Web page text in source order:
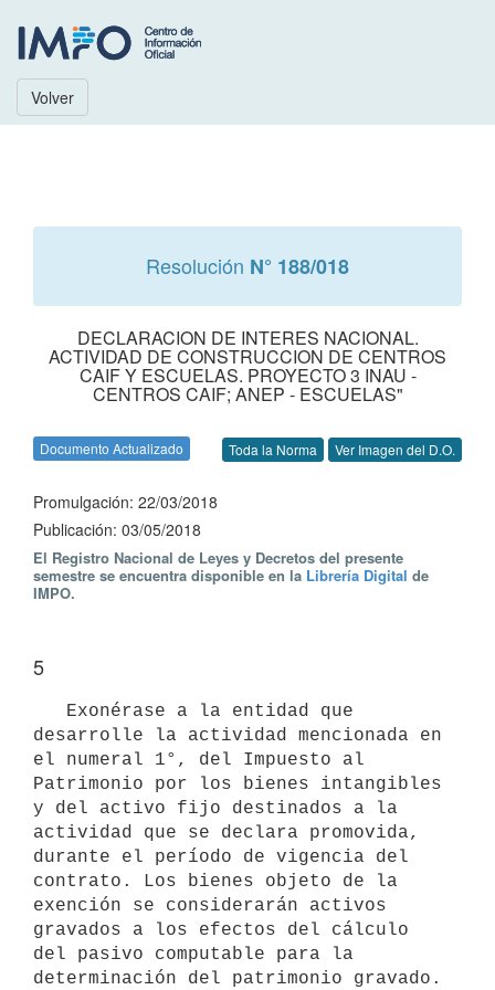
Volver
Resolución N° 188/018
DECLARACION DE INTERES NACIONAL.
ACTIVIDAD DE CONSTRUCCION DE CENTROS
CAIF Y ESCUELAS. PROYECTO 3 INAU -
CENTROS CAIF; ANEP - ESCUELAS"
Documento Actualizado Toda la Norma Ver Imagen del D.O.
Promulgación: 22/03/2018
Publicación: 03/05/2018
El Registro Nacional de Leyes y Decretos del presente
semestre se encuentra disponible en la Librería Digital de
IMPO.
5
desarrolle la actividad mencionada en
el numeral 1°, del Impuesto al
Patrimonio por los bienes intangibles
y del activo fijo destinados a la
actividad que se declara promovida,
durante el período de vigencia del
contrato. Los bienes objeto de la
exención se considerarán activos
gravados a los efectos del cálculo
del pasivo computable para la